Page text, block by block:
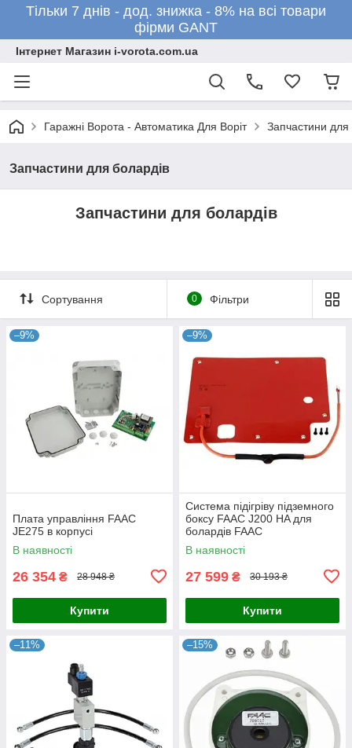
Тільки 7 днів - дод. знижка - 8% на всі товари
фірми GANT
Інтернет Магазин i-vorota.com.ua
Гаражні Ворота - Автоматика Для Воріт Запчастини для
Запчастини для болардів
Запчастини для болардів
Сортування 0 Фільтри
–9%
Плата управління FAAC
JE275 в корпусі
В наявності
26 354 ₴ 28 948 ₴
Купити
–9%
Система підігріву підземного
боксу FAAC J200 HA для
болардів FAAC
В наявності
27 599 ₴ 30 193 ₴
Купити
–11% –15%